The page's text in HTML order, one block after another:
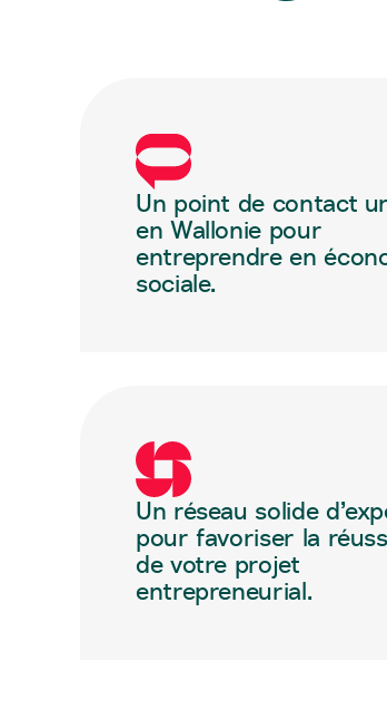
Un point de contact
en Wallonie pour
entreprendre en
sociale.
Un réseau solide
pour favoriser la
de votre projet
entrepreneurial.